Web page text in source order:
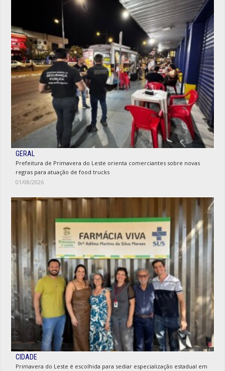
GERAL
Prefeitura de Primavera do Leste orienta comerciantes sobre novas
regras para atuação de food trucks
01/08/2026
CIDADE
Primavera do Leste é escolhida para sediar especialização estadual em